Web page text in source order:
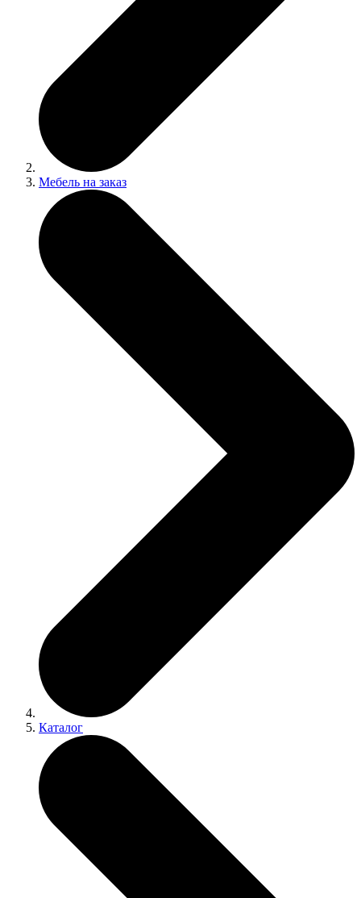
Мебель на заказ
Каталог